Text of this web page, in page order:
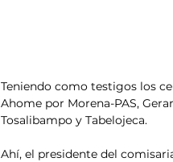
Teniendo como testigos los
Ahome por Morena-PAS,
Tosalibampo y Tabelojeca.
Ahí, el presidente del